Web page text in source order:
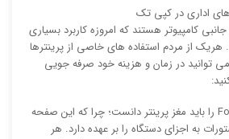
اداری در کپی تک
کامپیوتر هستند که امروزه کاربرد بسیاری
هریک از مردم استفاده های خاصی از پرینترها
می توانید در زمان و هزینه خود صرفه جویی
برد فورمتر یا Formatter Board را باید مغز پرینتر دانست؛ چرا که این صفحه‌
به اجزای دستگاه را بر عهده دارد. هر